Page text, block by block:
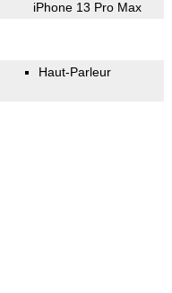
iPhone 13 Pro Max
Haut-Parleur